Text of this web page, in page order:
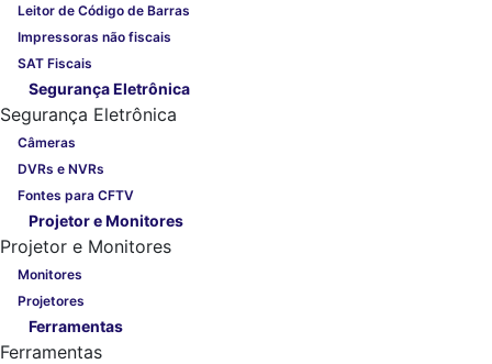
Leitor de Código de Barras
Impressoras não fiscais
SAT Fiscais
Segurança Eletrônica
Segurança Eletrônica
Câmeras
DVRs e NVRs
Fontes para CFTV
Projetor e Monitores
Projetor e Monitores
Monitores
Projetores
Ferramentas
Ferramentas